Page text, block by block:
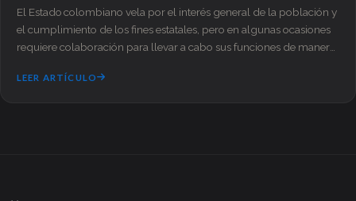
El Estado colombiano vela por el interés general de la población y
el cumplimiento de los fines estatales, pero en algunas ocasiones
requiere colaboración para llevar a cabo sus funciones de manera
particulares para la ejecución de tareas específicas
LEER ARTÍCULO